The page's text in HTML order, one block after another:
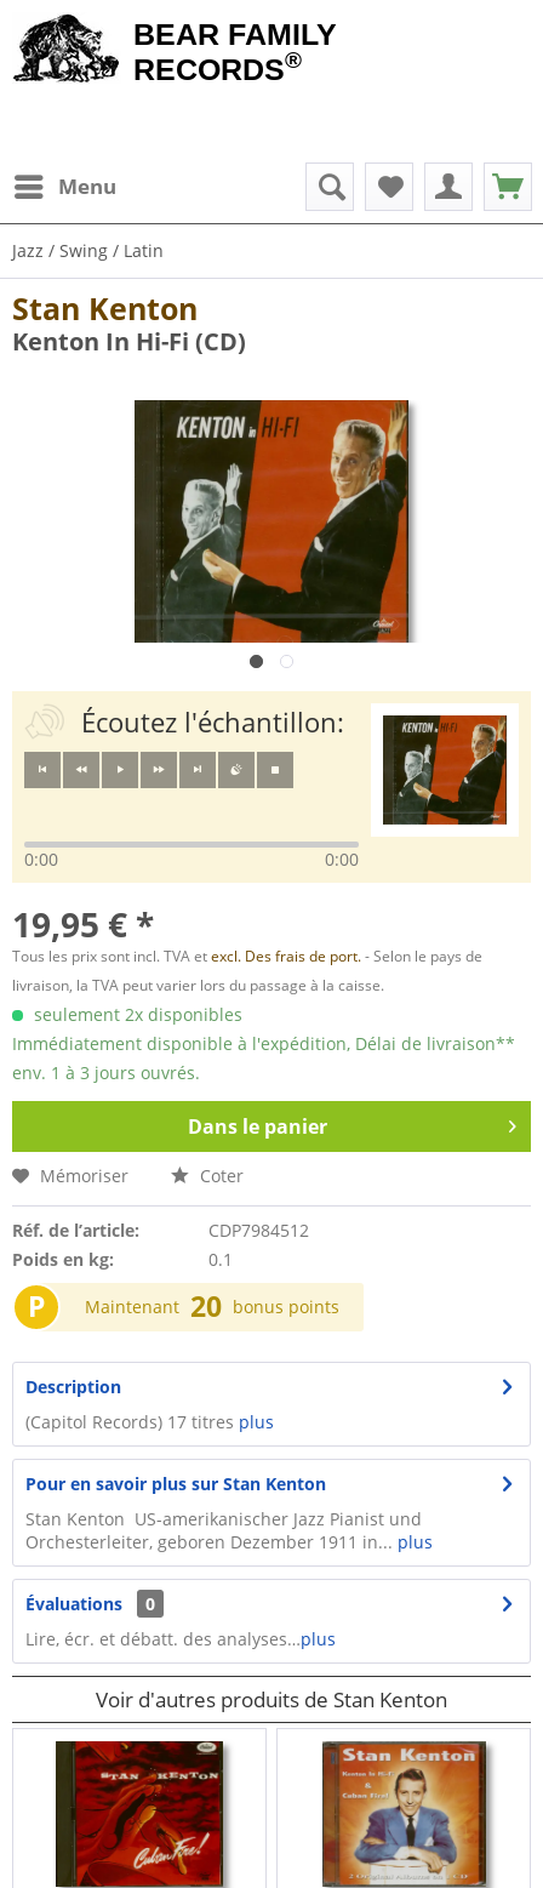
BEAR FAMILY
RECORDS®
Menu
Jazz / Swing / Latin
Stan Kenton
Kenton In Hi-Fi (CD)
Écoutez l'échantillon:
0:00 0:00
19,95 € *
Tous les prix sont incl. TVA etexcl. Des frais de port.- Selon le pays de
livraison, la TVA peut varier lors du passage à la caisse.
seulement 2x disponibles
Immédiatement disponible à l'expédition, Délai de livraison**
env. 1 à 3 jours ouvrés.
Dans le panier
Mémoriser Coter
Réf. de l’article:
CDP7984512
Poids en kg:
0.1
P Maintenant 20 bonus points
Description
(Capitol Records) 17 titres plus
Pour en savoir plus sur Stan Kenton
Stan Kenton US-amerikanischer Jazz Pianist und
Orchesterleiter, geboren Dezember 1911 in... plus
Évaluations
0
Lire, écr. et débatt. des analyses…plus
Voir d'autres produits de Stan Kenton